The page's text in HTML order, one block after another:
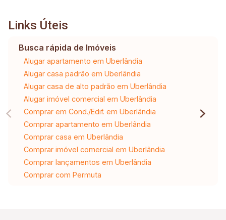
Links Úteis
Busca rápida de Imóveis
Alugar apartamento em Uberlândia
Alugar casa padrão em Uberlândia
Alugar casa de alto padrão em Uberlândia
Alugar imóvel comercial em Uberlândia
Comprar em Cond./Edif. em Uberlândia
Comprar apartamento em Uberlândia
Comprar casa em Uberlândia
Comprar imóvel comercial em Uberlândia
Comprar lançamentos em Uberlândia
Comprar com Permuta